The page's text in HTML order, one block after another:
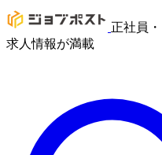
正社員
求人情報が満載